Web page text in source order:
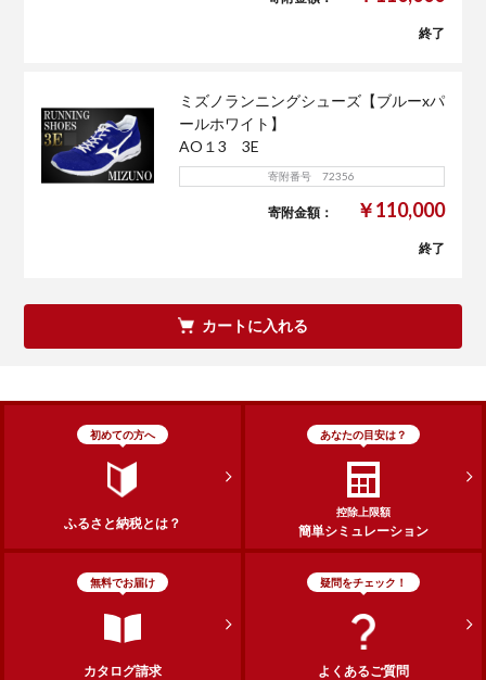
終了
ミズノランニングシューズ【ブルーxパ
ールホワイト】
AO１3 3E
寄附番号 72356
寄附金額： ￥110,000
終了
カートに入れる
初めての方へ
ふるさと納税とは？
あなたの目安は？
控除上限額
簡単シミュレーション
無料でお届け
カタログ請求
疑問をチェック！
よくあるご質問